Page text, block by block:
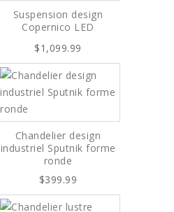
Suspension design
Copernico LED
$1,099.99
Chandelier design
industriel Sputnik forme
ronde
$399.99